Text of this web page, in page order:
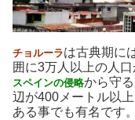
チョルーラは古典期に
囲に3万人以上の人
スペインの侵略から守
辺が400メートル以上
ある事でも有名です。